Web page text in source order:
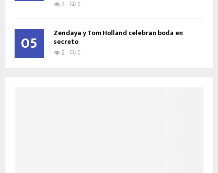
4 0
05 Zendaya y Tom Holland celebran boda en
secreto
2 0